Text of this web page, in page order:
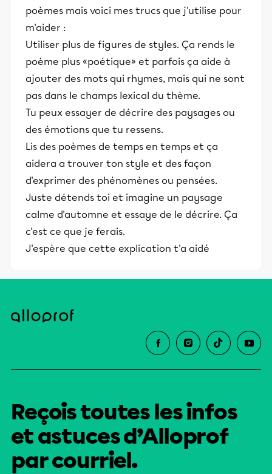
poèmes mais voici mes trucs que j'utilise pour
m'aider :
Utiliser plus de figures de styles. Ça rends le
poème plus «poétique» et parfois ça aide à
ajouter des mots qui rhymes, mais qui ne sont
pas dans le champs lexical du thème.
Tu peux essayer de décrire des paysages ou
des émotions que tu ressens.
Lis des poèmes de temps en temps et ça
aidera a trouver ton style et des façon
d'exprimer des phénomènes ou pensées.
Juste détends toi et imagine un paysage
calme d'automne et essaye de le décrire. Ça
c'est ce que je ferais.
J'espère que cette explication t'a aidé
Reçois toutes les infos
et astuces d’Alloprof
par courriel.